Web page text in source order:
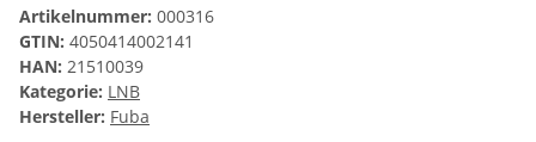
Artikelnummer: 000316
GTIN: 4050414002141
HAN: 21510039
Kategorie: LNB
Hersteller: Fuba